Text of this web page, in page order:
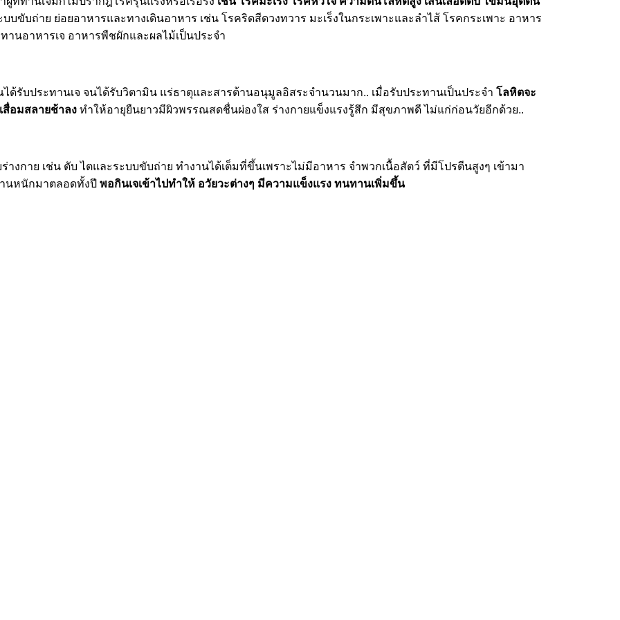
บขับถ่าย ย่อยอาหารและทางเดินอาหาร เช่น โรคริดสีดวงทวาร มะเร็งในกระเพาะและลำไส้ โรคกระเพาะ อาหาร
นอาหารเจ อาหารพืชผักและผลไม้เป็นประจำ
ด้รับประทานเจ จนได้รับวิตามิน แร่ธาตุและสารต้านอนุมูลอิสระจำนวนมาก.. เมื่อรับประทานเป็นประจำ โลหิตจะ
สื่อมสลายช้าลง ทำให้อายุยืนยาวมีผิวพรรณสดชื่นผ่องใส ร่างกายแข็งแรงรู้สึก มีสุขภาพดี ไม่แก่ก่อนวัยอีกด้วย..
กาย เช่น ตับ ไตและระบบขับถ่าย ทำงานได้เต็มที่ขึ้นเพราะไม่มีอาหาร จำพวกเนื้อสัตว์ ที่มีโปรตีนสูงๆ เข้ามา
นหนักมาตลอดทั้งปี พอกินเจเข้าไปทำให้ อวัยวะต่างๆ มีความแข็งแรง ทนทานเพิ่มขึ้น